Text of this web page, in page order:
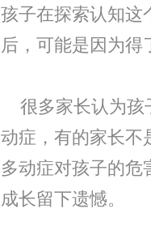
孩子在探索认知这
后，可能是因为得
很多家长认为孩
动症，有的家长不
多动症对孩子的危
成长留下遗憾。